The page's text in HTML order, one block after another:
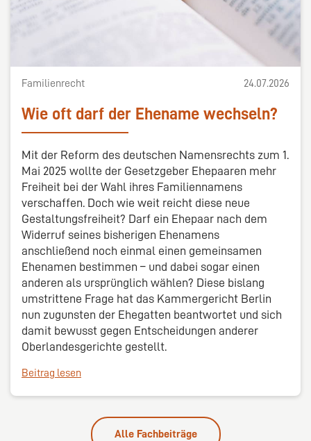
Familienrecht 24.07.2026
Wie oft darf der Ehename wechseln?
Mit der Reform des deutschen Namensrechts zum 1.
Mai 2025 wollte der Gesetzgeber Ehepaaren mehr
Freiheit bei der Wahl ihres Familiennamens
verschaffen. Doch wie weit reicht diese neue
Gestaltungsfreiheit? Darf ein Ehepaar nach dem
Widerruf seines bisherigen Ehenamens
anschließend noch einmal einen gemeinsamen
Ehenamen bestimmen – und dabei sogar einen
anderen als ursprünglich wählen? Diese bislang
umstrittene Frage hat das Kammergericht Berlin
nun zugunsten der Ehegatten beantwortet und sich
damit bewusst gegen Entscheidungen anderer
Oberlandesgerichte gestellt.
Beitrag lesen
Alle Fachbeiträge